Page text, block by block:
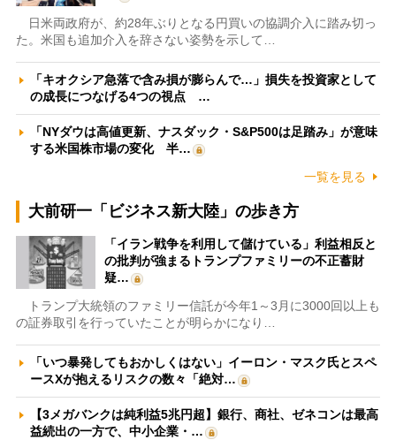
日米両政府が、約28年ぶりとなる円買いの協調介入に踏み切っ
た。米国も追加介入を辞さない姿勢を示して…
「キオクシア急落で含み損が膨らんで…」損失を投資家として
の成長につなげる4つの視点 …
「NYダウは高値更新、ナスダック・S&P500は足踏み」が意味
する米国株市場の変化 半…
一覧を見る
大前研一「ビジネス新大陸」の歩き方
「イラン戦争を利用して儲けている」利益相反と
の批判が強まるトランプファミリーの不正蓄財
疑…
トランプ大統領のファミリー信託が今年1～3月に3000回以上も
の証券取引を行っていたことが明らかになり…
「いつ暴発してもおかしくはない」イーロン・マスク氏とスペ
ースXが抱えるリスクの数々「絶対…
【3メガバンクは純利益5兆円超】銀行、商社、ゼネコンは最高
益続出の一方で、中小企業・…